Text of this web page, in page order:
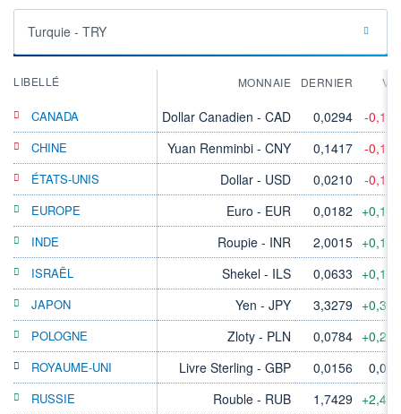
Turquie - TRY
LIBELLÉ MONNAIE DERNIER
CANADA Dollar Canadien - CAD 0,0294 -
CHINE Yuan Renminbi - CNY 0,1417 -
ÉTATS-UNIS Dollar - USD 0,0210 -
EUROPE Euro - EUR 0,0182
INDE Roupie - INR 2,0015
ISRAËL Shekel - ILS 0,0633
JAPON Yen - JPY 3,3279
POLOGNE Zloty - PLN 0,0784
ROYAUME-UNI Livre Sterling - GBP 0,0156
RUSSIE Rouble - RUB 1,7429